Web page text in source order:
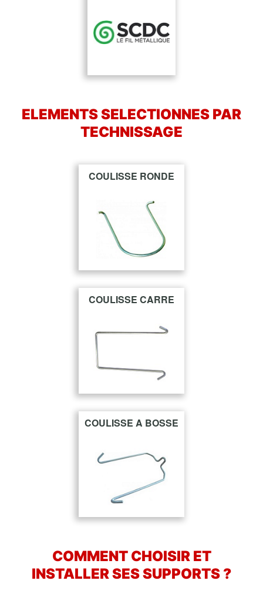
ELEMENTS SELECTIONNES PAR
TECHNISSAGE
COULISSE RONDE
COULISSE CARRE
COULISSE A BOSSE
COMMENT CHOISIR ET
INSTALLER SES SUPPORTS ?